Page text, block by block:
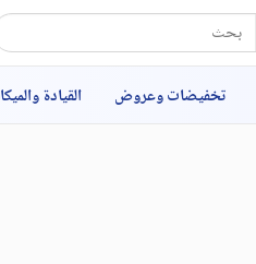
تخفيضات وعروض القيادة